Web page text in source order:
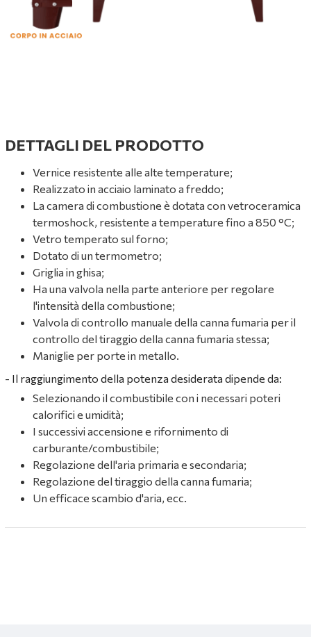
DETTAGLI DEL PRODOTTO
Vernice resistente alle alte temperature;
Realizzato in acciaio laminato a freddo;
La camera di combustione è dotata con vetroceramica
termoshock, resistente a temperature fino a 850 °C;
Vetro temperato sul forno;
Dotato di un termometro;
Griglia in ghisa;
Ha una valvola nella parte anteriore per regolare
l'intensità della combustione;
Valvola di controllo manuale della canna fumaria per il
controllo del tiraggio della canna fumaria stessa;
Maniglie per porte in metallo.
- Il raggiungimento della potenza desiderata dipende da:
Selezionando il combustibile con i necessari poteri
calorifici e umidità;
I successivi accensione e rifornimento di
carburante/combustibile;
Regolazione dell'aria primaria e secondaria;
Regolazione del tiraggio della canna fumaria;
Un efficace scambio d'aria, ecc.